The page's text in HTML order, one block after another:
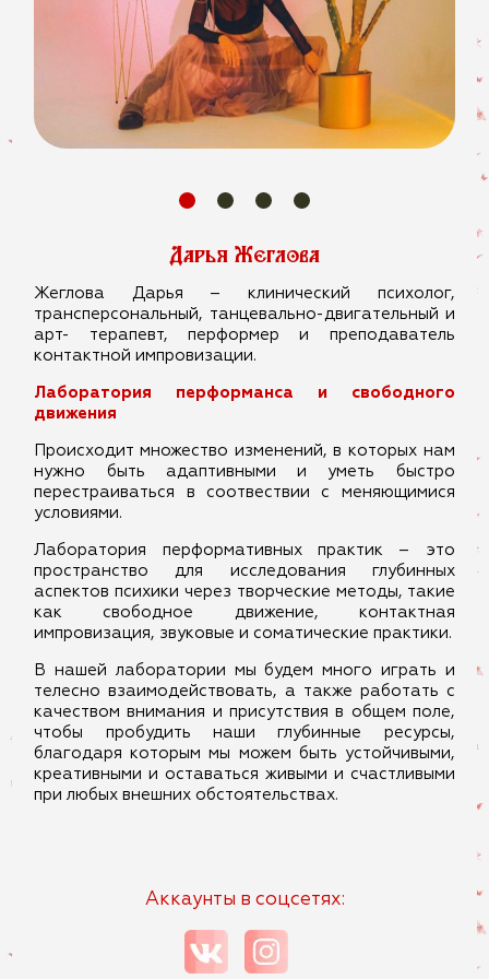
Дарья Жеглова
Жеглова Дарья – клинический психолог,
трансперсональный, танцевально-двигательный и
арт- терапевт, перформер и преподаватель
контактной импровизации.
Лаборатория перформанса и свободного
движения
Происходит множество изменений, в которых нам
нужно быть адаптивными и уметь быстро
перестраиваться в соотвествии с меняющимися
условиями.
Лаборатория перформативных практик – это
пространство для исследования глубинных
аспектов психики через творческие методы, такие
как свободное движение, контактная
импровизация, звуковые и соматические практики.
В нашей лаборатории мы будем много играть и
телесно взаимодействовать, а также работать с
качеством внимания и присутствия в общем поле,
чтобы пробудить наши глубинные ресурсы,
благодаря которым мы можем быть устойчивыми,
креативными и оставаться живыми и счастливыми
при любых внешних обстоятельствах.
Аккаунты в соцсетях: